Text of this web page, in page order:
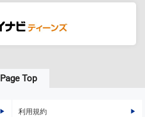
Page Top
利用規約